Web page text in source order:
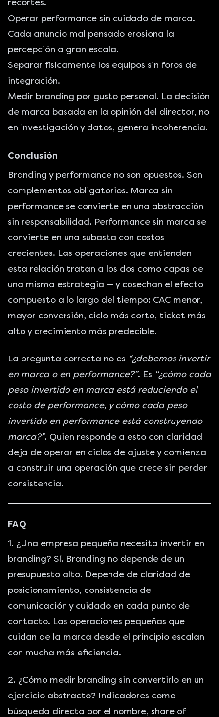
recortes.
Operar performance sin cuidado de marca.
Cada anuncio mal pensado erosiona la
percepción a gran escala.
Separar físicamente los equipos sin foros de
integración.
Medir branding por gusto personal. La decisión
de marca basada en la opinión del director, no
en investigación y datos, genera incoherencia.
Conclusión
Branding y performance no son opuestos. Son
complementos obligatorios. Marca sin
performance se convierte en una abstracción
sin responsabilidad. Performance sin marca se
convierte en una subasta con costos
crecientes. Las operaciones que entienden
esta relación tratan a los dos como capas de
una misma estrategia — y cosechan el efecto
compuesto a lo largo del tiempo: CAC menor,
mayor conversión, ciclo más corto, ticket más
alto y crecimiento más predecible.
La pregunta correcta no es “¿debemos invertir
en marca o en performance?”. Es “¿cómo cada
peso invertido en marca está reduciendo el
costo de performance, y cómo cada peso
invertido en performance está construyendo
marca?”. Quien responde a esto con claridad
deja de operar en ciclos de ajuste y comienza
a construir una operación que crece sin perder
consistencia.
FAQ
1. ¿Una empresa pequeña necesita invertir en
branding? Sí. Branding no depende de un
presupuesto alto. Depende de claridad de
posicionamiento, consistencia de
comunicación y cuidado en cada punto de
contacto. Las operaciones pequeñas que
cuidan de la marca desde el principio escalan
con mucha más eficiencia.
2. ¿Cómo medir branding sin convertirlo en un
ejercicio abstracto? Indicadores como
búsqueda directa por el nombre, share of